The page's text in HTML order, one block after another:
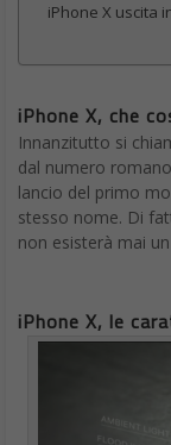
iPhone X uscita
iPhone X, che
Innanzitutto si
dal numero romano
lancio del primo
stesso nome. Di
non esisterà mai
iPhone X, le